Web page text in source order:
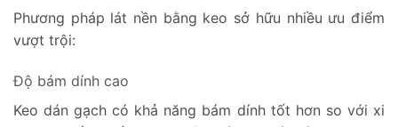
Phương pháp lát nền bằng keo sở hữu nhiều ưu điểm
vượt trội:
Độ bám dính cao
Keo dán gạch có khả năng bám dính tốt hơn so với xi